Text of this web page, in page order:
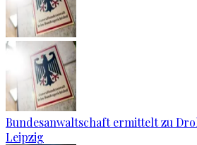
Bundesanwaltschaft ermittelt zu
Leipzig